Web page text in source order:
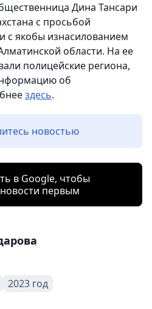
Дина Тансари
с просьбой
с якобы изнасилованием
области. На ее
полицейские региона,
об
здесь.
новостью
в Google, чтобы
первым
2023 год